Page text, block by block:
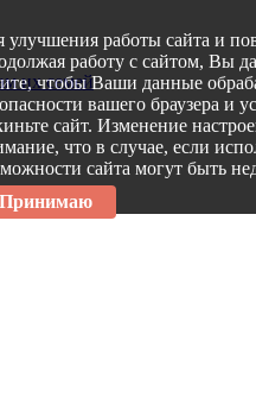
их семей
улучшения работы сайта и
работу с сайтом, Вы
чтобы Ваши данные
вашего браузера и
сайт. Изменение
что в случае, если
сайта могут быть
Принимаю